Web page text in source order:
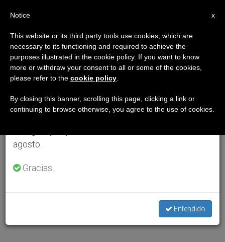
×
Aviso importante
Del 27 de julio al 7 de agosto haremos la pausa
anual, aprovechando que en el periodo de verano
se generan menos informaciones y también el
agosto.
Gracias.
Entendido
x
Notice
This website or its third party tools use cookies, which are
necessary to its functioning and required to achieve the
purposes illustrated in the cookie policy. If you want to know
more or withdraw your consent to all or some of the cookies,
please refer to the cookie policy
By closing this banner, scrolling this page, clicking a link or
continuing to browse otherwise, you agree to the use of cookies.